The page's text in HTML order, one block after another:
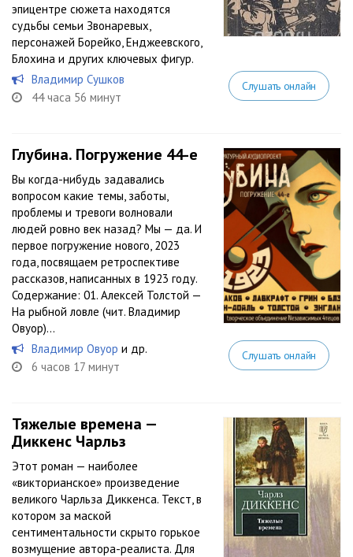
эпицентре сюжета находятся
судьбы семьи Звонаревых,
персонажей Борейко, Енджеевского,
Блохина и других ключевых фигур.
Владимир Сушков
44 часа 56 минут
Слушать онлайн
Глубина. Погружение 44-е
Вы когда-нибудь задавались
вопросом какие темы, заботы,
проблемы и тревоги волновали
людей ровно век назад? Мы — да. И
первое погружение нового, 2023
года, посвящаем ретроспективе
рассказов, написанных в 1923 году.
Содержание: 01. Алексей Толстой —
На рыбной ловле (чит. Владимир
Овуор)...
Владимир Овуор и др.
6 часов 17 минут
Слушать онлайн
Тяжелые времена —
Диккенс Чарльз
Этот роман — наиболее
«викторианское» произведение
великого Чарльза Диккенса. Текст, в
котором за маской
сентиментальности скрыто горькое
возмущение автора-реалиста. Для